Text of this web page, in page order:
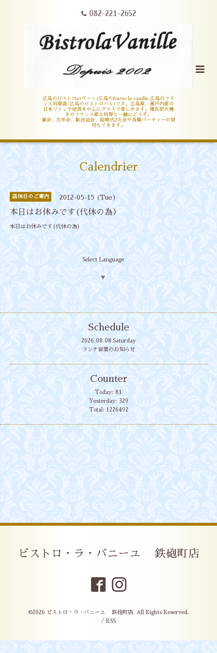
082-221-2652
広島のビストロetヴァン(広島のBistro la vanille,広島のフラ
ンス料理店/広島のビストロバル)です。広島産、瀬戸内産の
日本ワインや地酒を中心にグラスで楽しめます。備長炭火焼
きのフランス郷土料理と一緒にどうぞ。
宴会、忘年会、歓送迎会、結婚式2次会や各種パーティーの貸
切もできます。
Calendrier
店休日のご案内 2012-05-15 (Tue)
本日はお休みです(代休の為）
本日はお休みです(代休の為）
Select Language
▼
Schedule
2026.08.08 Saturday
ランチ営業のお知らせ
Counter
Today: 81
Yesterday: 329
Total: 1226492
ビストロ・ラ・バニーユ 鉄砲町店
©2026 ビストロ・ラ・バニーユ 鉄砲町店. All Rights Reserved.
/
RSS